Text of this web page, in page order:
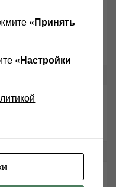
«Принять
«Настройки